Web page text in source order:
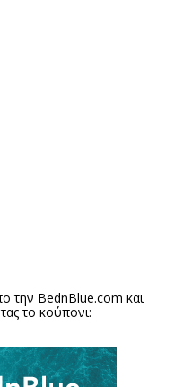
την BednBlue.com και
το κούπονι: